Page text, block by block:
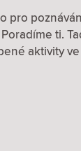
pro
ti.
aktivity